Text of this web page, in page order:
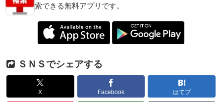
索できる無料アプリです。
ＳＮＳでシェアする
X Facebook はてブ